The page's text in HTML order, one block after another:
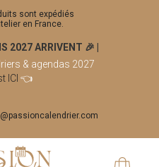
sont expédiés
en France.
2027 ARRIVENT 🎉
& agendas 2027
ICI 👈